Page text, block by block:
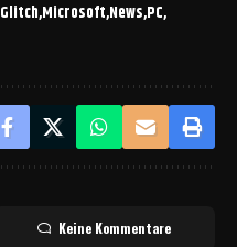
Glitch Microsoft News PC
Keine Kommentare